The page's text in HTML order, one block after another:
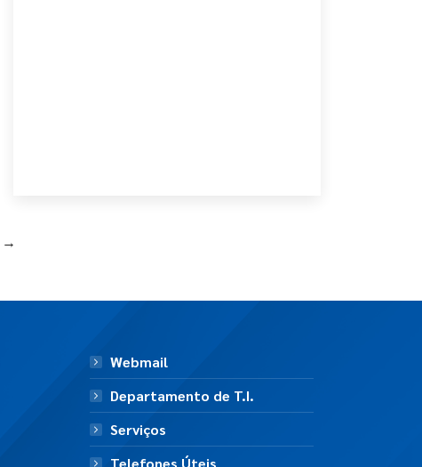
→
Webmail
Departamento de T.I.
Serviços
Telefones Úteis